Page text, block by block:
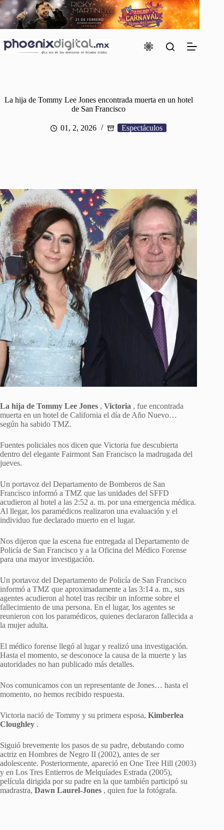
Saltar
al
contenido
La hija de Tommy Lee Jones encontrada muerta en un hotel
de San Francisco
01, 2, 2026 Espectáculos
La hija de Tommy Lee Jones , Victoria , fue encontrada
muerta en un hotel de California el día de Año Nuevo…
según ha sabido TMZ.
Fuentes policiales nos dicen que Victoria fue descubierta
dentro del elegante Fairmont San Francisco la madrugada del
jueves.
Un portavoz del Departamento de Bomberos de San
Francisco informó a TMZ que las unidades del SFFD
acudieron al hotel a las 2:52 a. m. por una emergencia médica.
Al llegar, los paramédicos realizaron una evaluación y el
individuo fue declarado muerto en el lugar.
Nos dijeron que la escena fue entregada al Departamento de
Policía de San Francisco y a la Oficina del Médico Forense
para una mayor investigación.
Un portavoz del Departamento de Policía de San Francisco
informó a TMZ que aproximadamente a las 3:14 a. m., sus
agentes acudieron al hotel tras recibir un informe sobre el
fallecimiento de una persona. En el lugar, los agentes se
reunieron con los paramédicos, quienes declararon fallecida a
la mujer adulta.
El médico forense llegó al lugar y realizó una investigación.
Hasta el momento, se desconoce la causa de la muerte y las
autoridades no han publicado más detalles.
Nos comunicamos con un representante de Jones… hasta el
momento, no hemos recibido respuesta.
Victoria nació de Tommy y su primera esposa, Kimberlea
Cloughley .
Siguió brevemente los pasos de su padre, debutando como
actriz en Hombres de Negro II (2002), antes de ser
adolescente. Posteriormente, apareció en One Tree Hill (2003)
y en Los Tres Entierros de Melquíades Estrada (2005),
película dirigida por su padre en la que también participó su
madrastra, Dawn Laurel-Jones , quien fue la fotógrafa.